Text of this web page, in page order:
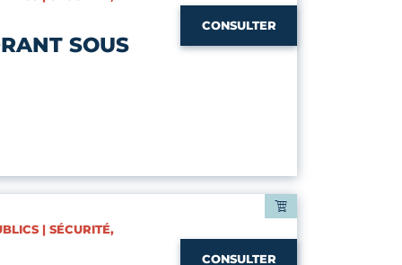
SOUS
CONSULTER
| SÉCURITÉ,
CONSULTER